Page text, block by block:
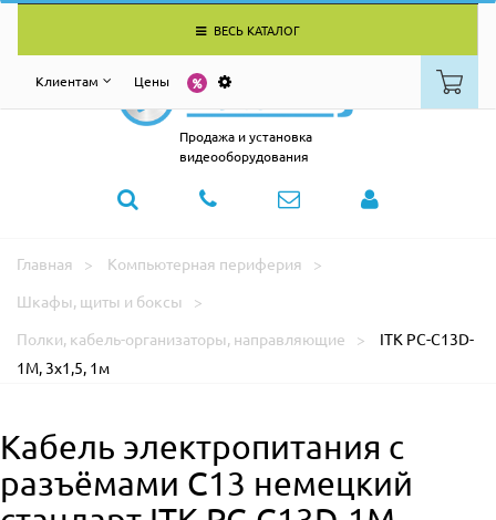
ВЕСЬ КАТАЛОГ
Клиентам Цены
Продажа и установка
видеооборудования
Главная
Компьютерная периферия
Шкафы, щиты и боксы
Полки, кабель-организаторы, направляющие
ITK PC-C13D-
1M, 3х1,5, 1м
Кабель электропитания с
разъёмами С13 немецкий